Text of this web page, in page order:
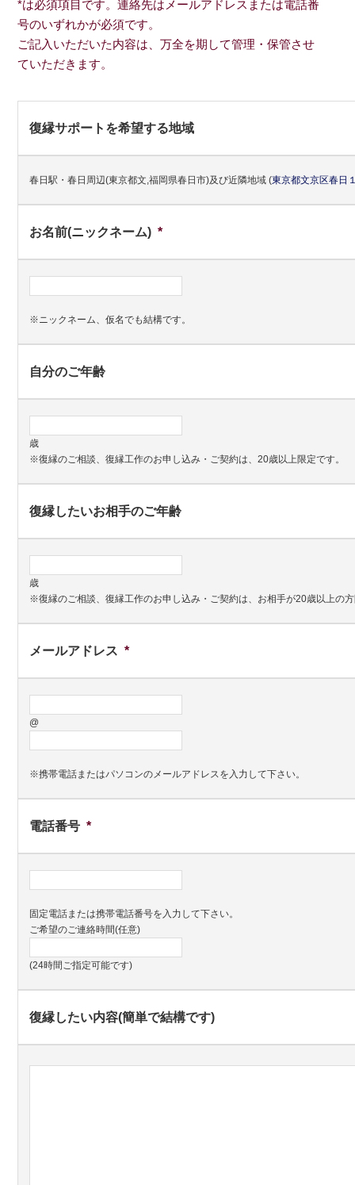
*は必須項目です。連絡先はメールアドレスまたは電話番
号のいずれかが必須です。
ご記入いただいた内容は、万全を期して管理・保管させ
ていただきます。
復縁サポートを希望する地域
春日駅・春日周辺(東京都文,福岡県春日市)及び近隣地域(東京都文京区春日
お名前(ニックネーム) *
※ニックネーム、仮名でも結構です。
自分のご年齢
歳
※復縁のご相談、復縁工作のお申し込み・ご契約は、20歳以上限定です。
復縁したいお相手のご年齢
歳
※復縁のご相談、復縁工作のお申し込み・ご契約は、お相手が20歳以上の
メールアドレス *
@
※携帯電話またはパソコンのメールアドレスを入力して下さい。
電話番号 *
固定電話または携帯電話番号を入力して下さい。
ご希望のご連絡時間(任意)
(24時間ご指定可能です)
復縁したい内容(簡単で結構です)